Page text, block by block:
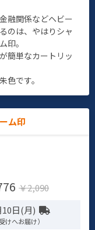
融関係などヘビー
のは、やはりシャ
印。
簡単なカートリッ
色です。
ム印
￥2,090
日(月)
けへお届け）